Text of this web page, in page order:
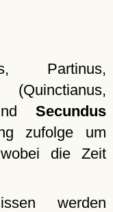
Partinus,
Secundus
zufolge um
die Zeit
werden